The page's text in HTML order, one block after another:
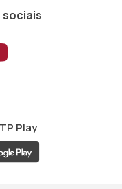
sociais
ao ao
Aceder
Play